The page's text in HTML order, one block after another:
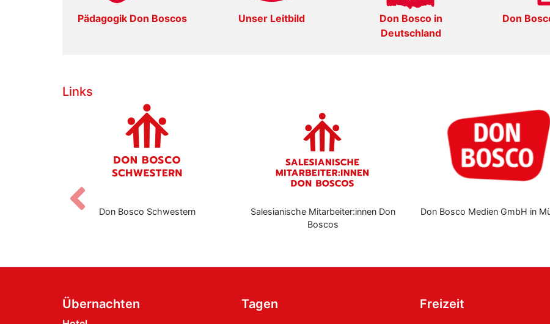
Pädagogik Don Boscos Unser Leitbild
Don Bosco in
Deutschland
Don
Links
Salesianische Mitarbeiter:innen Don
Don Bosco Medien GmbH in München
Zurück
Übernachten Tagen Freizeit